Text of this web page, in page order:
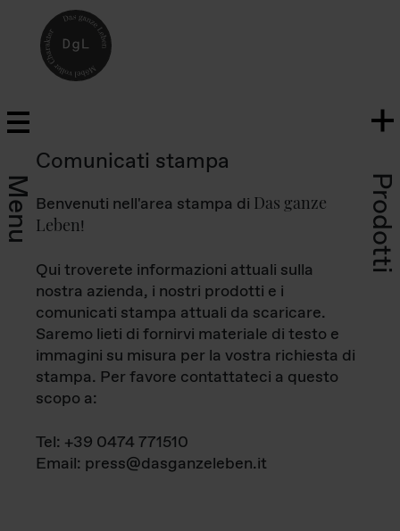
Menu Prodotti
Comunicati stampa
Benvenuti nell'area stampa di Das ganze
Leben!
Qui troverete informazioni attuali sulla
nostra azienda, i nostri prodotti e i
comunicati stampa attuali da scaricare.
Saremo lieti di fornirvi materiale di testo e
immagini su misura per la vostra richiesta di
stampa. Per favore contattateci a questo
scopo a:
Tel: +39 0474 771510
Email: press@dasganzeleben.it